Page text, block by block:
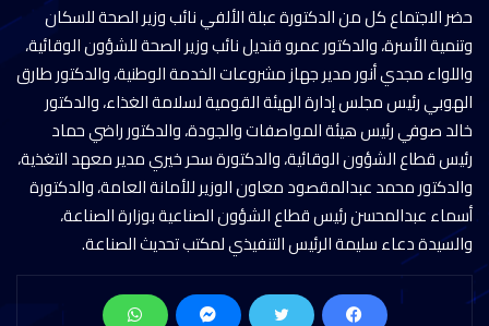
حضر الاجتماع كل من الدكتورة عبلة الألفي نائب وزير الصحة للسكان
وتنمية الأسرة، والدكتور عمرو قنديل نائب وزير الصحة للشؤون الوقائية،
واللواء مجدي أنور مدير جهاز مشروعات الخدمة الوطنية، والدكتور طارق
الهوبي رئيس مجلس إدارة الهيئة القومية لسلامة الغذاء، والدكتور
خالد صوفي رئيس هيئة المواصفات والجودة، والدكتور راضي حماد
رئيس قطاع الشؤون الوقائية، والدكتورة سحر خيري مدير معهد التغذية،
والدكتور محمد عبدالمقصود معاون الوزير للأمانة العامة، والدكتورة
أسماء عبدالمحسن رئيس قطاع الشؤون الصناعية بوزارة الصناعة،
والسيدة دعاء سليمة الرئيس التنفيذي لمكتب تحديث الصناعة.